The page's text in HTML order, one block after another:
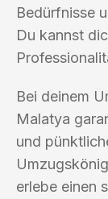
Bedürfnisse
Du kannst
Bei deinem
Malatya
und
erlebe einen